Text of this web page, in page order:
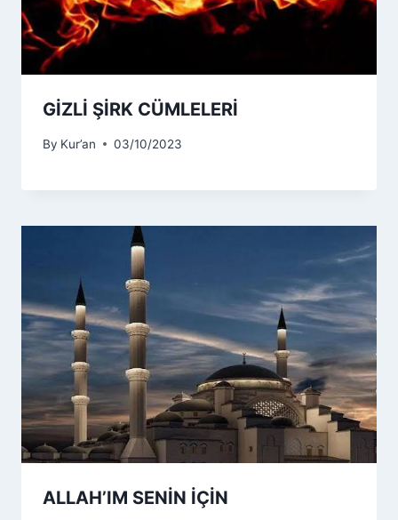
GİZLİ ŞİRK CÜMLELERİ
By Kur’an 03/10/2023
ALLAH’IM SENİN İÇİN